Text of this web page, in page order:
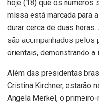
hoje (18) que os números
missa está marcada para
durar cerca de duas
são acompanhados pelos
orientais, demonstrando a
Além das presidentas
Cristina Kirchner, estarão
Angela Merkel, o